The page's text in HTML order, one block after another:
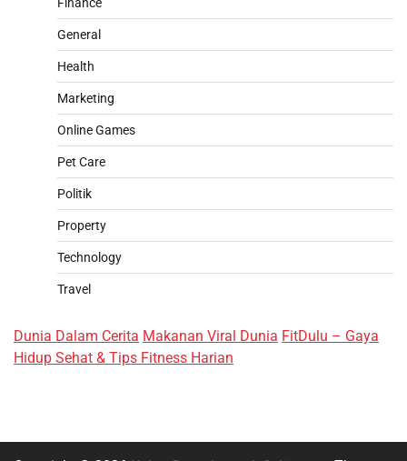
General
Health
Marketing
Online Games
Pet Care
Politik
Property
Technology
Travel
Dunia Dalam Cerita Makanan Viral Dunia FitDulu – Gaya
Hidup Sehat & Tips Fitness Harian